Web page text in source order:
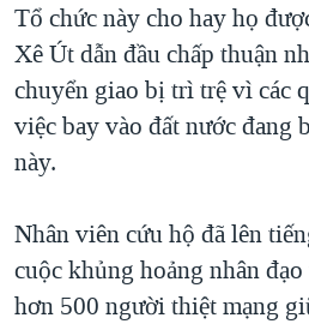
Tổ chức này cho hay họ
Xê Út dẫn đầu chấp thuận
chuyển giao bị trì trệ vì các
việc bay vào đất nước đang
này.
Nhân viên cứu hộ đã lên
cuộc khủng hoảng nhân
hơn 500 người thiệt mạng